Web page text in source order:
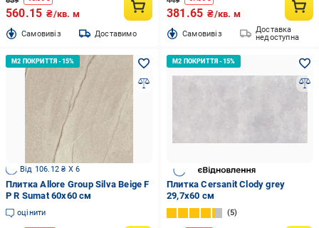
560.15 ₴/кв. м
Cамовивіз Доставимо
381.65 ₴/кв. м
Cамовивіз
Доставка
недоступна
Від 106.12 ₴ X 6
Плитка Allore Group Silva Beige F
P R Sumat 60х60 см
оцінити
Плитка Cersanit Clody grey
29,7x60 см
5